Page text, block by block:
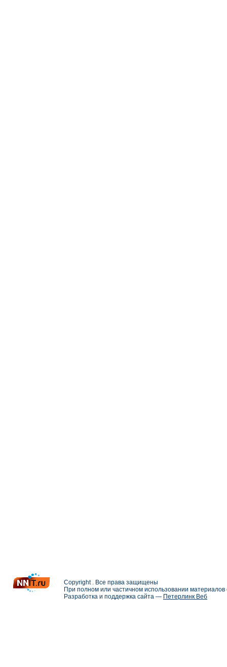
Copyright . Все права защищены
При полном или частичном использовании
Разработка и поддержка сайта — Петерлинк Веб